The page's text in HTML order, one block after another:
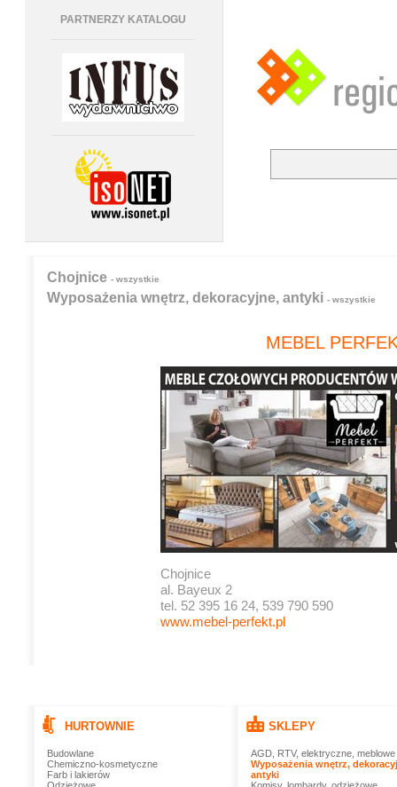
PARTNERZY KATALOGU
Chojnice - wszystkie
Wyposażenia wnętrz, dekoracyjne, antyki - wszystkie
MEBEL
Chojnice
al. Bayeux 2
tel. 52 395 16 24, 539 790 590
www.mebel-perfekt.pl
HURTOWNIE
Budowlane
Chemiczno-kosmetyczne
Farb i lakierów
SKLEPY
AGD, RTV, elektryczne, meblowe
Wyposażenia wnętrz,
antyki